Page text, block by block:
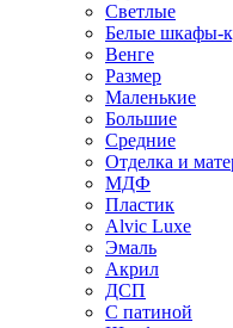
Светлые
Белые шкафы-
Венге
Размер
Маленькие
Большие
Средние
Отделка и
МДФ
Пластик
Alvic Luxe
Эмаль
Акрил
ДСП
С патиной